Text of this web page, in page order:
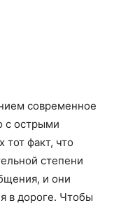
современное
с острыми
факт, что
степени
и они
в дороге. Чтобы